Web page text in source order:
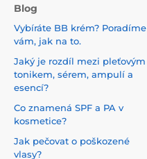
Blog
Vybíráte BB krém? Poradíme
vám, jak na to.
Jaký je rozdíl mezi pleťovým
tonikem, sérem, ampulí a
esencí?
Co znamená SPF a PA v
kosmetice?
Jak pečovat o poškozené
vlasy?